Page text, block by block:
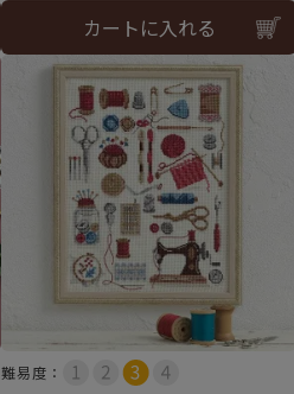
カートに入れる
難易度：